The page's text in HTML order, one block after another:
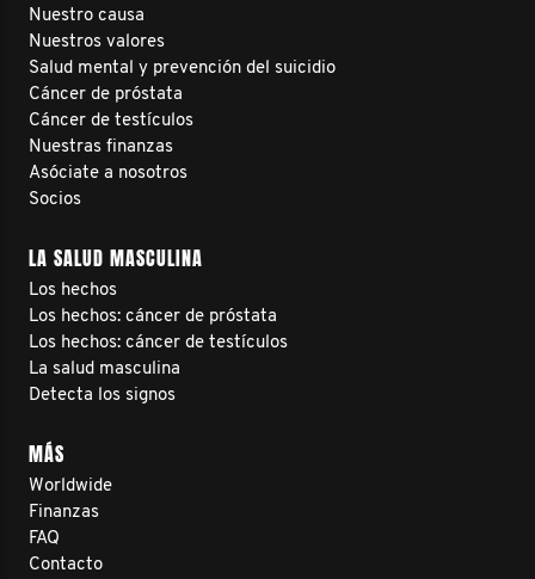
Nuestro causa
Nuestros valores
Salud mental y prevención del suicidio
Cáncer de próstata
Cáncer de testículos
Nuestras finanzas
Asóciate a nosotros
Socios
LA SALUD MASCULINA
Los hechos
Los hechos: cáncer de próstata
Los hechos: cáncer de testículos
La salud masculina
Detecta los signos
MÁS
Worldwide
Finanzas
FAQ
Contacto